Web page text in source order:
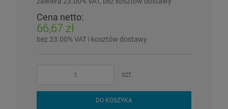
Cena netto:
66,67 zł
bez 23.00% VAT i kosztów dostawy
szt.
DO KOSZYKA